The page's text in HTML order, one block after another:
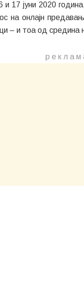
17 јуни 2020
на онлајн
– и тоа од средина
р е к л а м